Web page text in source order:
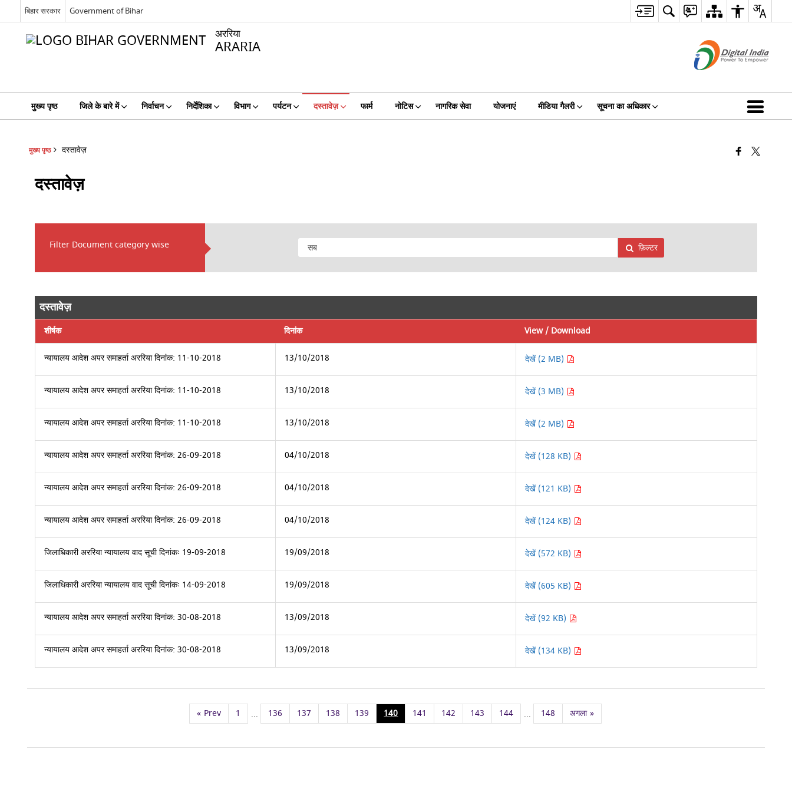
बिहार सरकार Government of Bihar
अररिया
ARARIA
मुख्य पृष्ठ जिले के बारे में निर्वाचन निर्देशिका विभाग पर्यटन दस्तावेज़ फार्म नोटिस नागरिक सेवा योजनाएं मीडिया गैलरी सूचना का अधिकार
मुख्य पृष्ठ दस्तावेज़
दस्तावेज़
Filter Document category wise फ़िल्टर
दस्तावेज़
शीर्षक दिनांक View / Download
न्यायालय आदेश अपर समाहर्ता अररिया दिनांक: 11-10-2018 13/10/2018 देखें (2 MB)
न्यायालय आदेश अपर समाहर्ता अररिया दिनांक: 11-10-2018 13/10/2018 देखें (3 MB)
न्यायालय आदेश अपर समाहर्ता अररिया दिनांक: 11-10-2018 13/10/2018 देखें (2 MB)
न्यायालय आदेश अपर समाहर्ता अररिया दिनांक: 26-09-2018 04/10/2018 देखें (128 KB)
न्यायालय आदेश अपर समाहर्ता अररिया दिनांक: 26-09-2018 04/10/2018 देखें (121 KB)
न्यायालय आदेश अपर समाहर्ता अररिया दिनांक: 26-09-2018 04/10/2018 देखें (124 KB)
जिलाधिकारी अररिया न्यायालय वाद सूची दिनांकः 19-09-2018 19/09/2018 देखें (572 KB)
जिलाधिकारी अररिया न्यायालय वाद सूची दिनांकः 14-09-2018 19/09/2018 देखें (605 KB)
न्यायालय आदेश अपर समाहर्ता अररिया दिनांक: 30-08-2018 13/09/2018 देखें (92 KB)
न्यायालय आदेश अपर समाहर्ता अररिया दिनांक: 30-08-2018 13/09/2018 देखें (134 KB)
« Prev 1 ... 136 137 138 139 140 141 142 143 144 ... 148 अगला »